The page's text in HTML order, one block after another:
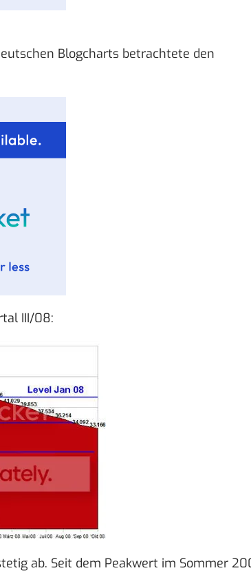
Blogcharts betrachtete den
III/08:
ab. Seit dem Peakwert im Sommer